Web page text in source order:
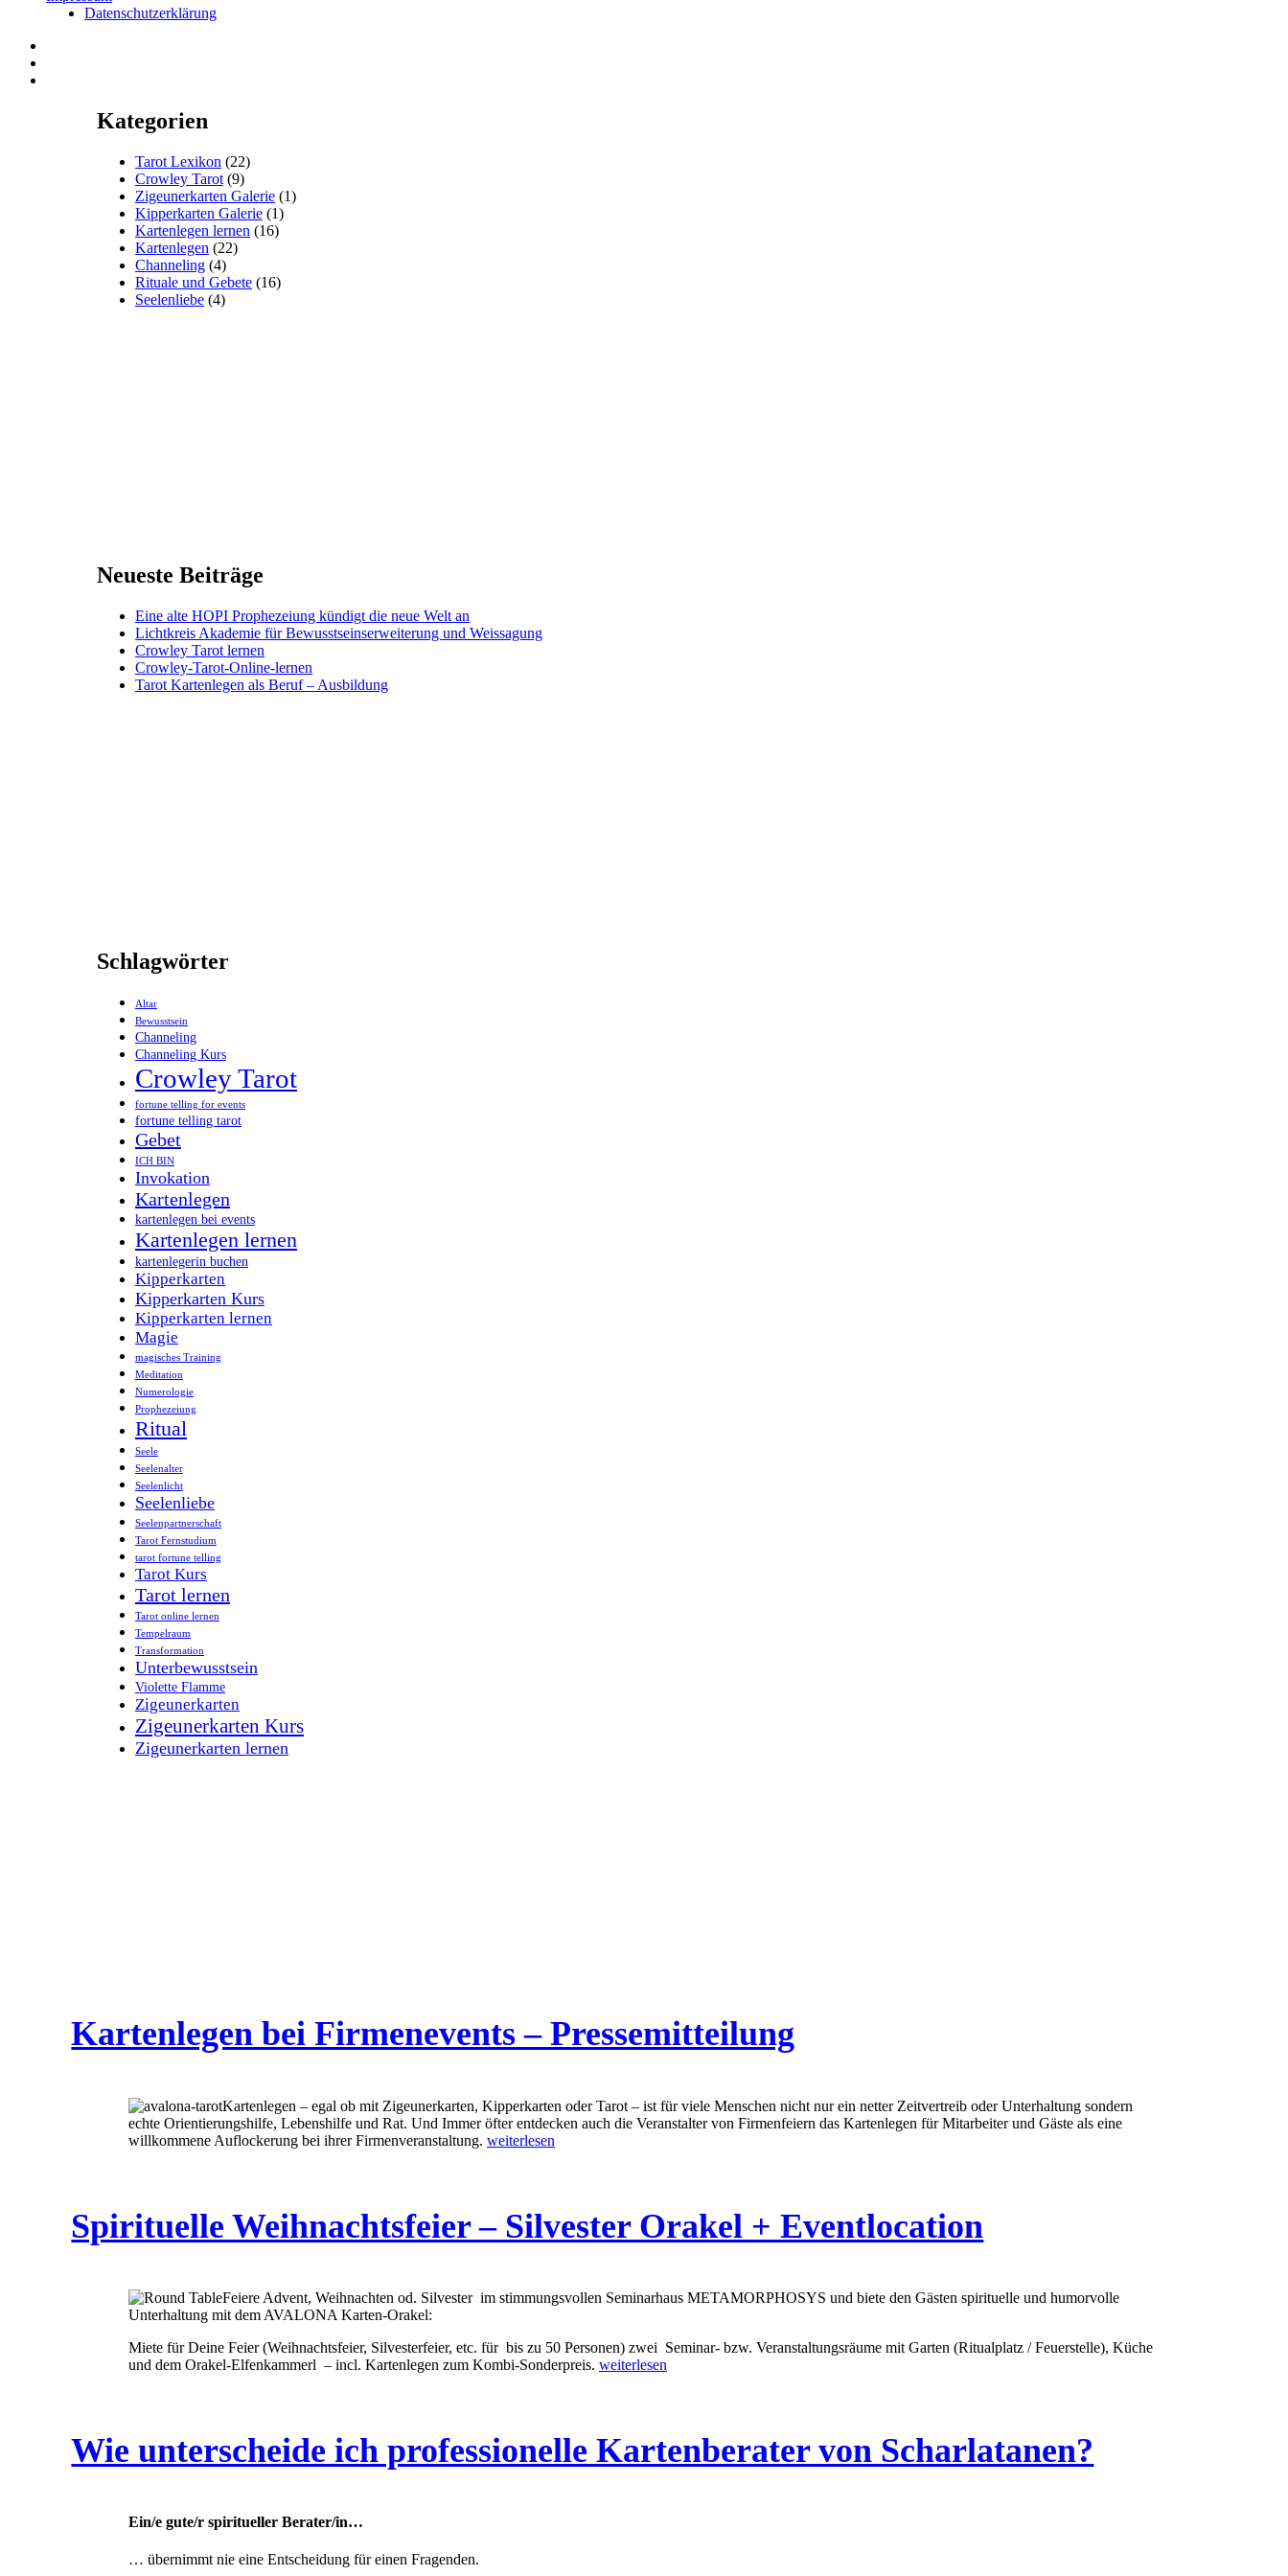
Datenschutzerklärung
Kategorien
Tarot Lexikon (22)
Crowley Tarot(9)
Zigeunerkarten Galerie(1)
Kipperkarten Galerie(1)
Kartenlegen lernen (16)
Kartenlegen (22)
Channeling(4)
Rituale und Gebete(16)
Seelenliebe(4)
Neueste Beiträge
Eine alte HOPI Prophezeiung kündigt die neue Welt an
Lichtkreis Akademie für Bewusstseinserweiterung und Weissagung
Crowley Tarot lernen
Crowley-Tarot-Online-lernen
Tarot Kartenlegen als Beruf – Ausbildung
Schlagwörter
Altar
Bewusstsein
Channeling
Channeling Kurs
Crowley Tarot
fortune telling for events
fortune telling tarot
Gebet
ICH BIN
Invokation
Kartenlegen
kartenlegen bei events
Kartenlegen lernen
kartenlegerin buchen
Kipperkarten
Kipperkarten Kurs
Kipperkarten lernen
Magie
magisches Training
Meditation
Numerologie
Prophezeiung
Ritual
Seele
Seelenalter
Seelenlicht
Seelenliebe
Seelenpartnerschaft
Tarot Fernstudium
tarot fortune telling
Tarot Kurs
Tarot lernen
Tarot online lernen
Tempelraum
Transformation
Unterbewusstsein
Violette Flamme
Zigeunerkarten
Zigeunerkarten Kurs
Zigeunerkarten lernen
Kartenlegen bei Firmenevents – Pressemitteilung
Kartenlegen – egal ob mit Zigeunerkarten, Kipperkarten oder Tarot – ist für viele Menschen nicht nur ein netter Zeitvertreib oder Unterhaltung sondern
echte Orientierungshilfe, Lebenshilfe und Rat. Und Immer öfter entdecken auch die Veranstalter von Firmenfeiern das Kartenlegen für Mitarbeiter und Gäste als eine
willkommene Auflockerung bei ihrer Firmenveranstaltung.Kartenlegen
weiterlesen
Spirituelle Weihnachtsfeier – Silvester Orakel + Eventlocation
Feiere Advent, Weihnachten od. Silvester im stimmungsvollen Seminarhaus METAMORPHOSYS und biete den Gästen spirituelle und humorvolle
Unterhaltung mit dem AVALONA Karten-Orakel:
Miete für Deine Feier (Weihnachtsfeier, Silvesterfeier, etc. für bis zu 50 Personen) zwei Seminar- bzw. Veranstaltungsräume mit Garten (Ritualplatz / Feuerstelle), Küche
und dem Orakel-Elfenkammerl – incl. Kartenlegen zum Kombi-Sonderpreis.Spirituelle
+
Eventlocation
weiterlesen
Wie unterscheide ich professionelle Kartenberater von Scharlatanen?
Ein/e gute/r spiritueller Berater/in…
… übernimmt nie eine Entscheidung für einen Fragenden.